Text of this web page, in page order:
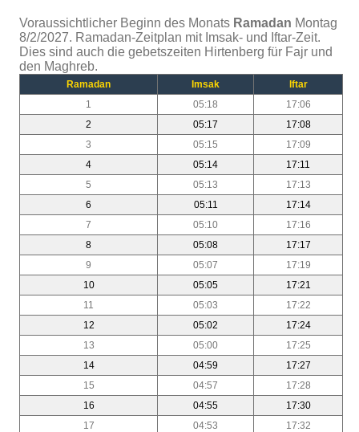
Voraussichtlicher Beginn des Monats Ramadan Montag
8/2/2027. Ramadan-Zeitplan mit Imsak- und Iftar-Zeit.
Dies sind auch die gebetszeiten Hirtenberg für Fajr und
den Maghreb.
Ramadan Imsak
Iftar
1
05:18
17:06
2
05:17
17:08
3
05:15
17:09
4
05:14
17:11
5
05:13
17:13
6
05:11
17:14
7
05:10
17:16
8
05:08
17:17
9
05:07
17:19
10
05:05
17:21
11
05:03
17:22
12
05:02
17:24
13
05:00
17:25
14
04:59
17:27
15
04:57
17:28
16
04:55
17:30
17
04:53
17:32